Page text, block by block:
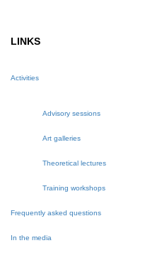
LINKS
Activities
Advisory sessions
Art galleries
Theoretical lectures
Training workshops
Frequently asked questions
In the media